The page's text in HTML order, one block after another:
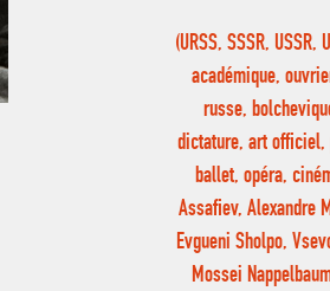
(URSS, SSSR,
académique,
russe,
dictature, art officiel,
ballet, opéra,
Assafiev, Alexandre
Evgueni Sholpo,
Mossei